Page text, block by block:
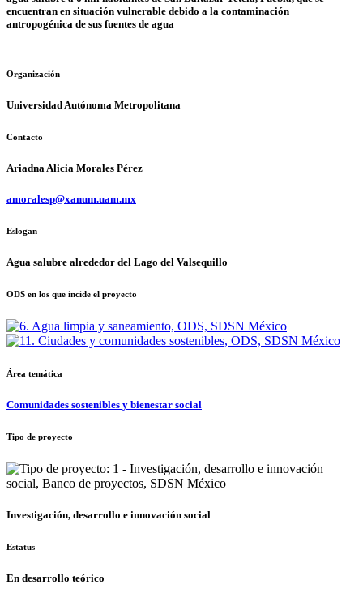
encuentran en situación vulnerable debido a la contaminación
antropogénica de sus fuentes de agua
Organización
Universidad Autónoma Metropolitana
Contacto
Ariadna Alicia Morales Pérez
amoralesp@xanum.uam.mx
Eslogan
Agua salubre alrededor del Lago del Valsequillo
ODS en los que incide el proyecto
Área temática
Comunidades sostenibles y bienestar social
Tipo de proyecto
Investigación, desarrollo e innovación social
Estatus
En desarrollo teórico